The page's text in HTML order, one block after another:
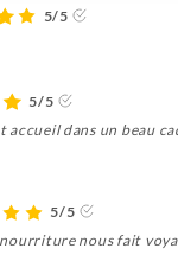
5/5
5/5
dans un beau
5/5
nous fait